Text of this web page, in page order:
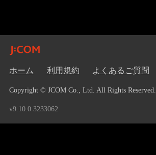
ホーム 利用規約 よくあるご質問
Copyright © JCOM Co., Ltd. All Rights Reserved.
v9.10.0.3233062